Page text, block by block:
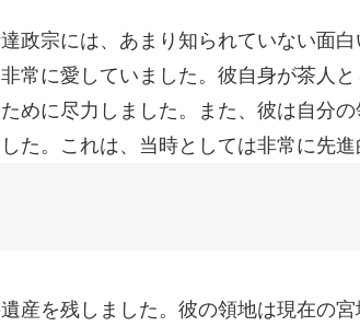
政宗には、あまり知られていない面
常に愛していました。彼自身が茶人
めに尽力しました。また、彼は自分
た。これは、当時としては非常に先進
産を残しました。彼の領地は現在の